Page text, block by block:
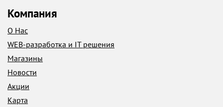
Компания
О Нас
WEB-разработка и IT решения
Магазины
Новости
Акции
Карта